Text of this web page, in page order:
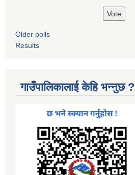
Older polls
Results
गाउँपालिकालाई केहि भन्नुछ ?